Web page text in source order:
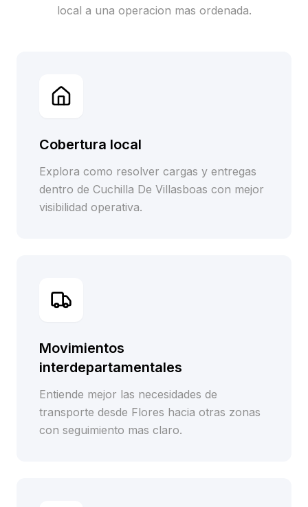
local a una operacion mas ordenada.
Cobertura local
Explora como resolver cargas y entregas
dentro de Cuchilla De Villasboas con mejor
visibilidad operativa.
Movimientos
interdepartamentales
Entiende mejor las necesidades de
transporte desde Flores hacia otras zonas
con seguimiento mas claro.